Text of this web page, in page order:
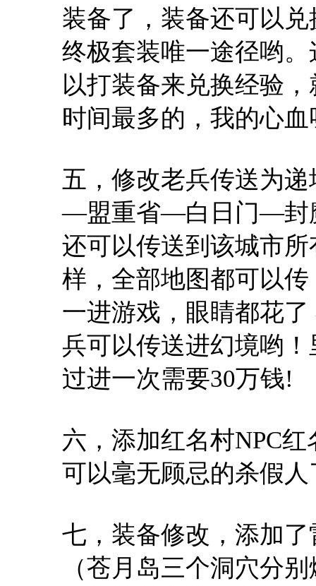
装备了，装备还可以
终极套装唯一途径哟
以打装备来兑换经验
时间最多的，我的心血
五，修改老兵传送为
—盟重省—白日门—封
还可以传送到该城市
样，全部地图都可以
一进游戏，眼睛都花
兵可以传送进幻境哟
过进一次需要30万钱!
六，添加红名村NPC
可以毫无顾忌的杀假
七，装备修改，添加
（苍月岛三个洞穴分